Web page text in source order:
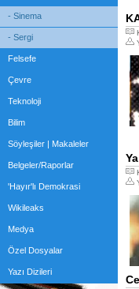
- Sinema
- Sergi
Felsefe
Çevre
Teknoloji
Bilim
Söyleşiler | Makaleler
Belgeler/Raporlar
'Hayır'lı Demokrasi
Wikileaks
Medya
Özel Dosyalar
Yazı Dizileri